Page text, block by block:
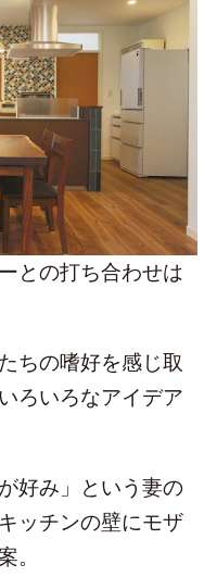
との打ち合わせは
ちの嗜好を感じ取
ろいろなアイデア
好み」という妻の
ッチンの壁にモザ
。